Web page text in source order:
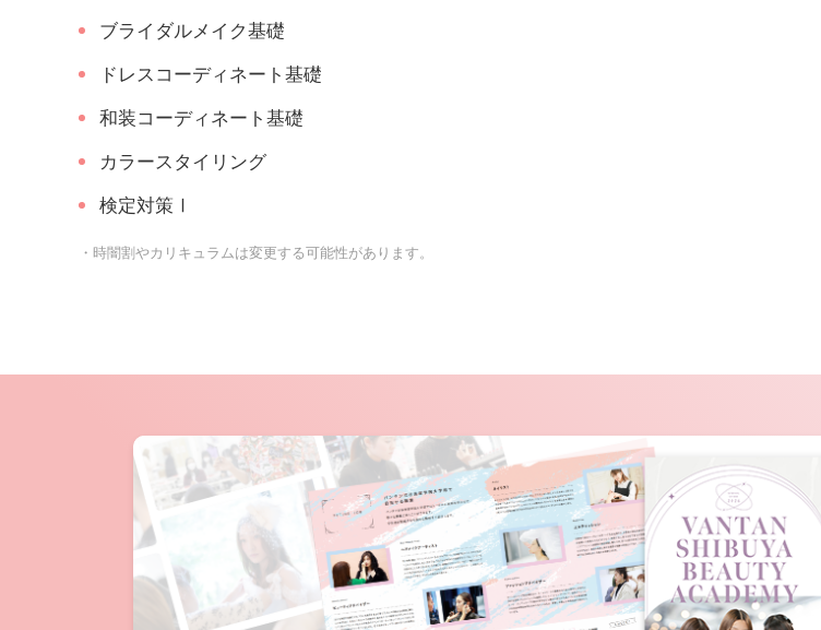
ブライダルメイク基礎
ドレスコーディネート基礎
和装コーディネート基礎
カラースタイリング
検定対策Ⅰ
・時闇割やカリキュラムは変更する可能性があります。